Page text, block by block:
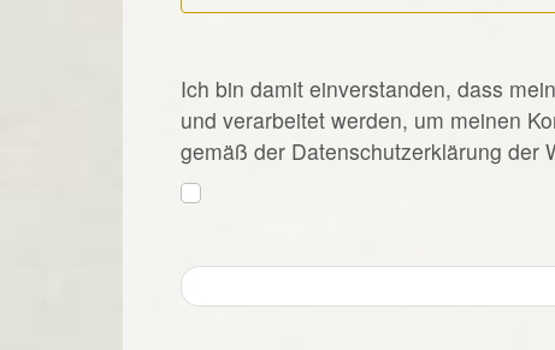
Ich bin damit einverstanden, dass
und verarbeitet werden, um meinen
gemäß der Datenschutzerklärung der